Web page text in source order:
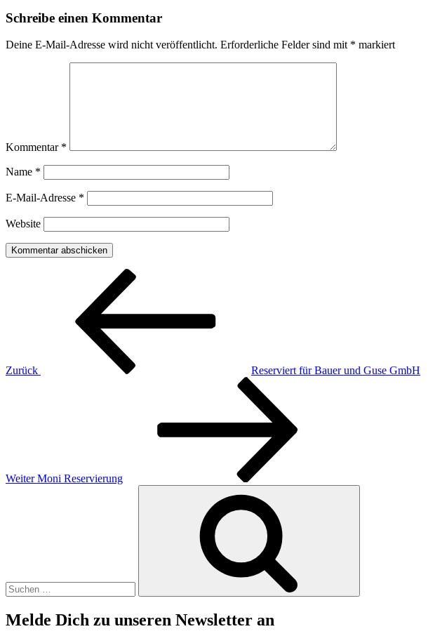
Schreibe einen Kommentar
Deine E-Mail-Adresse wird nicht veröffentlicht. Erforderliche Felder sind mit * markiert
Kommentar *
Name *
E-Mail-Adresse *
Website
Beitragsnavigation
Zurück
Reserviert für Bauer und Guse GmbH
Weiter Moni Reservierung
Melde Dich zu unseren Newsletter an